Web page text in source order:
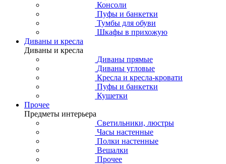
Консоли
Пуфы и банкетки
Тумбы для обуви
Шкафы в прихожую
Диваны и кресла
Диваны и кресла
Диваны прямые
Диваны угловые
Кресла и кресла-кровати
Пуфы и банкетки
Кушетки
Прочее
Предметы интерьера
Светильники, люстры
Часы настенные
Полки настенные
Вешалки
Прочее